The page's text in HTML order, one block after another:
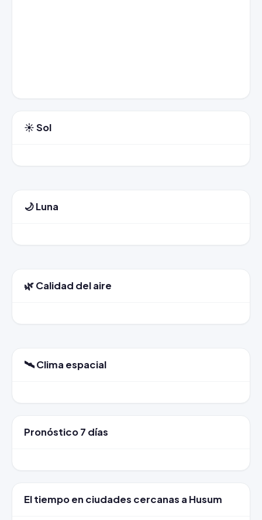
☀️ Sol
🌙 Luna
🌿 Calidad del aire
🛰️ Clima espacial
Pronóstico 7 días
El tiempo en ciudades cercanas a Husum